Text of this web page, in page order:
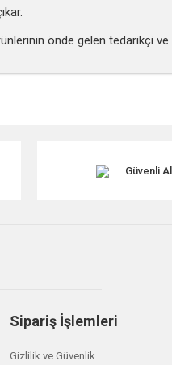
önde gelen tedarikçi
Güvenli
Sipariş İşlemleri
Gizlilik ve Güvenlik